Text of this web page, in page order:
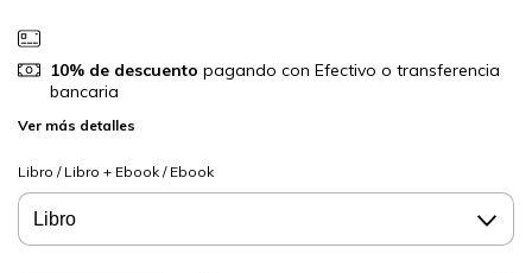
10% de descuento pagando con Efectivo o transferencia
bancaria
Ver más detalles
Libro / Libro + Ebook / Ebook